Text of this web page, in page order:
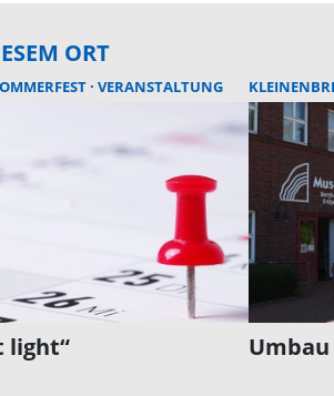
ORT
VERANSTALTUNG
light“